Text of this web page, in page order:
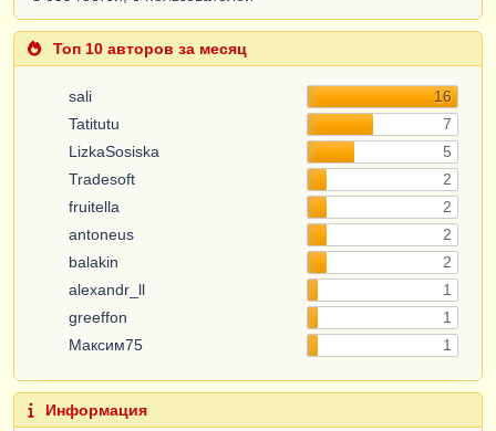
Топ 10 авторов за месяц
sali
16
Tatitutu
7
LizkaSosiska
5
Tradesoft
2
fruitella
2
antoneus
2
balakin
2
alexandr_ll
1
greeffon
1
Максим75
1
Информация